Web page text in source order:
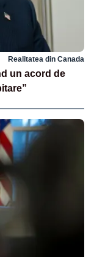
Realitatea din Canada
un acord de